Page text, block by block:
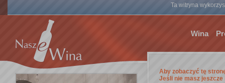
Ta witryna
Wina
Aby zobaczyć tę
Jeśli nie masz jeszcze